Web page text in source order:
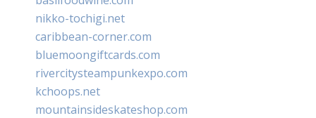
nikko-tochigi.net
caribbean-corner.com
bluemoongiftcards.com
rivercitysteampunkexpo.com
kchoops.net
mountainsideskateshop.com